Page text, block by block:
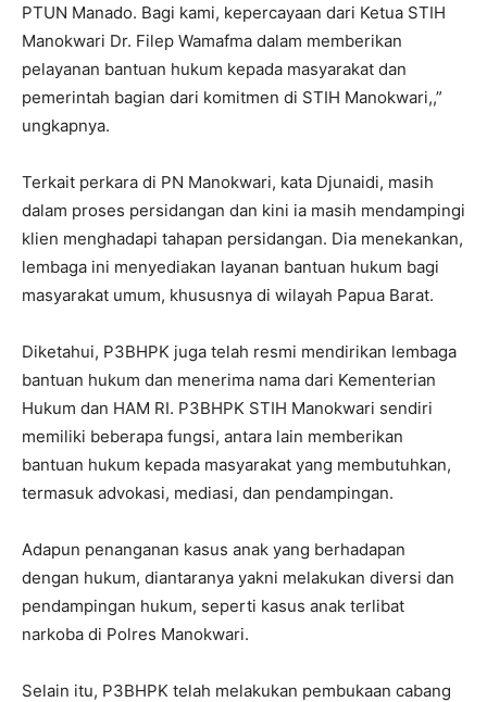
PTUN Manado. Bagi kami, kepercayaan dari Ketua STIH
Manokwari Dr. Filep Wamafma dalam memberikan
pelayanan bantuan hukum kepada masyarakat dan
pemerintah bagian dari komitmen di STIH Manokwari,,”
ungkapnya.
Terkait perkara di PN Manokwari, kata Djunaidi, masih
dalam proses persidangan dan kini ia masih mendampingi
klien menghadapi tahapan persidangan. Dia menekankan,
lembaga ini menyediakan layanan bantuan hukum bagi
masyarakat umum, khususnya di wilayah Papua Barat.
Diketahui, P3BHPK juga telah resmi mendirikan lembaga
bantuan hukum dan menerima nama dari Kementerian
Hukum dan HAM RI. P3BHPK STIH Manokwari sendiri
memiliki beberapa fungsi, antara lain memberikan
bantuan hukum kepada masyarakat yang membutuhkan,
termasuk advokasi, mediasi, dan pendampingan.
Adapun penanganan kasus anak yang berhadapan
dengan hukum, diantaranya yakni melakukan diversi dan
pendampingan hukum, seperti kasus anak terlibat
narkoba di Polres Manokwari.
Selain itu, P3BHPK telah melakukan pembukaan cabang